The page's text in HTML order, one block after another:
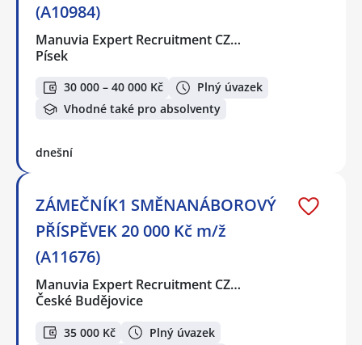
(A10984)
Manuvia Expert Recruitment CZ…
Písek
30 000 – 40 000 Kč
Plný úvazek
Vhodné také pro absolventy
dnešní
ZÁMEČNÍK1 SMĚNANÁBOROVÝ
PŘÍSPĚVEK 20 000 Kč m/ž
(A11676)
Manuvia Expert Recruitment CZ…
České Budějovice
35 000 Kč
Plný úvazek